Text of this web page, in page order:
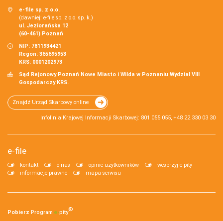
e-file sp. z o.o.
(dawniej: e-file sp. z o.o. sp. k.)
ul. Jeziorańska 12
(60-461) Poznań
NIP: 7811934421
Regon: 365695953
KRS: 0001202973
Sąd Rejonowy Poznań Nowe Miasto i Wilda w Poznaniu Wydział VIII
Gospodarczy KRS.
Znajdź Urząd Skarbowy online
Infolinia Krajowej Informacji Skarbowej: 801 055 055, +48 22 330 03 30
e-file
kontakt o nas opinie użytkowników
wesprzyj e-pity
informacje prawne
mapa serwisu
Pobierz Program e‑pity®